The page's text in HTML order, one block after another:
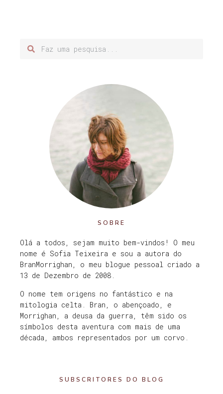
SOBRE
Olá a todos, sejam muito bem-vindos! O meu
nome é Sofia Teixeira e sou a autora do
BranMorrighan, o meu blogue pessoal criado a
13 de Dezembro de 2008.
O nome tem origens no fantástico e na
mitologia celta. Bran, o abençoado, e
Morrighan, a deusa da guerra, têm sido os
símbolos desta aventura com mais de uma
década, ambos representados por um corvo.
SUBSCRITORES DO BLOG